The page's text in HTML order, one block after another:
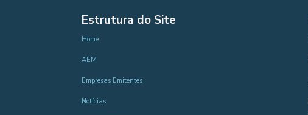
Estrutura do Site
Home
AEM
Empresas Emitentes
Notícias